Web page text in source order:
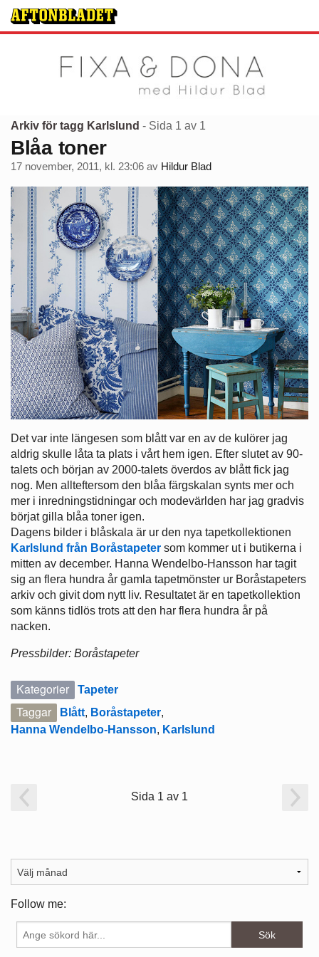
Arkiv för tagg Karlslund - Sida 1 av 1
Blåa toner
17 november, 2011, kl. 23:06 av Hildur Blad
Det var inte längesen som blått var en av de kulörer jag
aldrig skulle låta ta plats i vårt hem igen. Efter slutet av 90-
talets och början av 2000-talets överdos av blått fick jag
nog. Men allteftersom den blåa färgskalan synts mer och
mer i inredningstidningar och modevärlden har jag gradvis
börjat gilla blåa toner igen.
Dagens bilder i blåskala är ur den nya tapetkollektionen
Karlslund från Boråstapeter som kommer ut i butikerna i
mitten av december. Hanna Wendelbo-Hansson har tagit
sig an flera hundra år gamla tapetmönster ur Boråstapeters
arkiv och givit dom nytt liv. Resultatet är en tapetkollektion
som känns tidlös trots att den har flera hundra år på
nacken.
Pressbilder: Boråstapeter
Kategorier Tapeter
Taggar Blått, Boråstapeter,
Hanna Wendelbo-Hansson, Karlslund
Sida 1 av 1
Follow me: